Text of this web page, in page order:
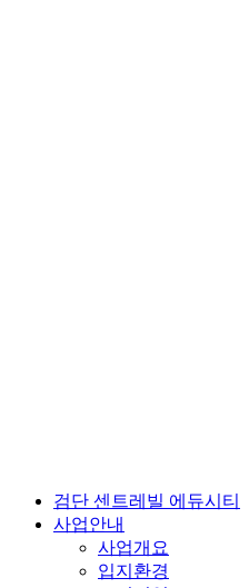
검단 센트레빌 에듀시티
사업안내
사업개요
입지환경